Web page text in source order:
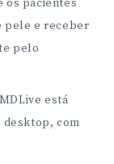
os pacientes
pele e receber
pelo
está
desktop, com